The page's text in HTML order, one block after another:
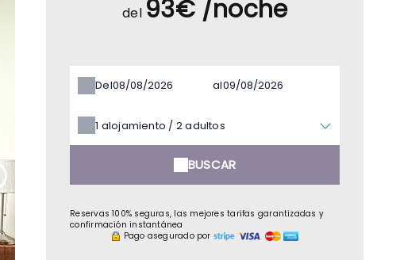
del 93€ /noche
Del al
1 alojamiento / 2adultos
BUSCAR
Reservas 100% seguras, las mejores tarifas garantizadas y
confirmación instantánea
Pago asegurado por